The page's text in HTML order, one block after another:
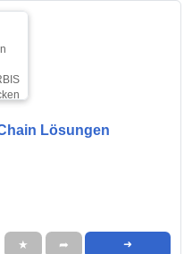
Lösungen
★ ➦ ➜